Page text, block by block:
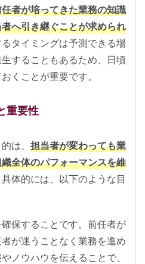
者が培ってきた業務の知識
へ引き継ぐことが求められ
タイミングは予測できる場
することもあるため、日頃
くことが重要です。
重要性
は、 担当者が変わっても業
全体のパフォーマンスを維
体的には、以下のような目
保することです。前任者が
が迷うことなく業務を進め
ノウハウを伝えることで、